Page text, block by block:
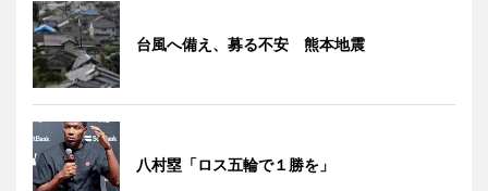
台風へ備え、募る不安 熊本地震
八村塁「ロス五輪で１勝を」